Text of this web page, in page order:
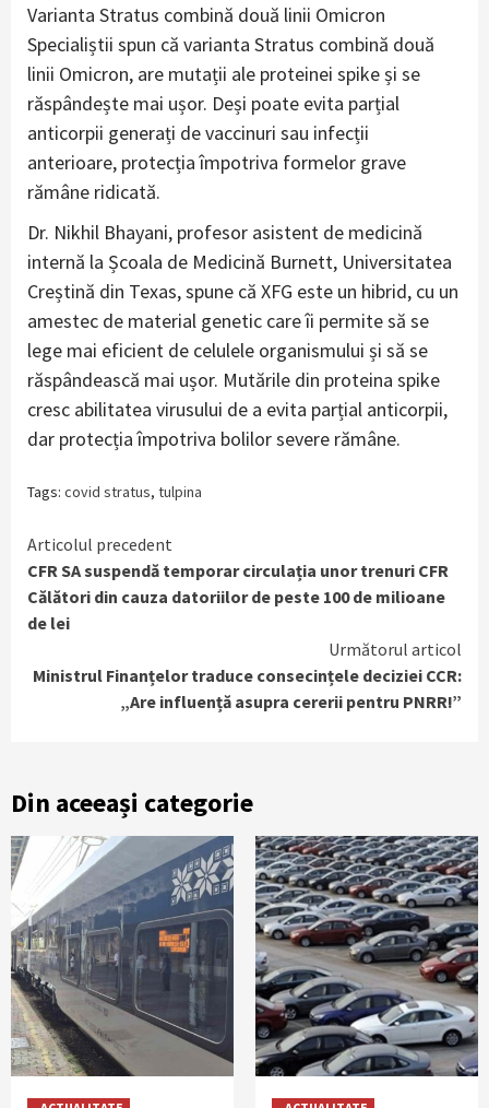
Varianta Stratus combină două linii Omicron
Specialiștii spun că varianta Stratus combină două
linii Omicron, are mutații ale proteinei spike și se
răspândește mai ușor. Deși poate evita parțial
anticorpii generați de vaccinuri sau infecții
anterioare, protecția împotriva formelor grave
rămâne ridicată.
Dr. Nikhil Bhayani, profesor asistent de medicină
internă la Școala de Medicină Burnett, Universitatea
Creștină din Texas, spune că XFG este un hibrid, cu un
amestec de material genetic care îi permite să se
lege mai eficient de celulele organismului și să se
răspândească mai ușor. Mutările din proteina spike
cresc abilitatea virusului de a evita parțial anticorpii,
dar protecția împotriva bolilor severe rămâne.
Tags: covid stratus, tulpina
Continue
Reading
Articolul precedent
CFR SA suspendă temporar circulația unor trenuri CFR
Călători din cauza datoriilor de peste 100 de milioane
de lei
Următorul articol
Ministrul Finanțelor traduce consecințele deciziei CCR:
„Are influență asupra cererii pentru PNRR!”
Din aceeași categorie